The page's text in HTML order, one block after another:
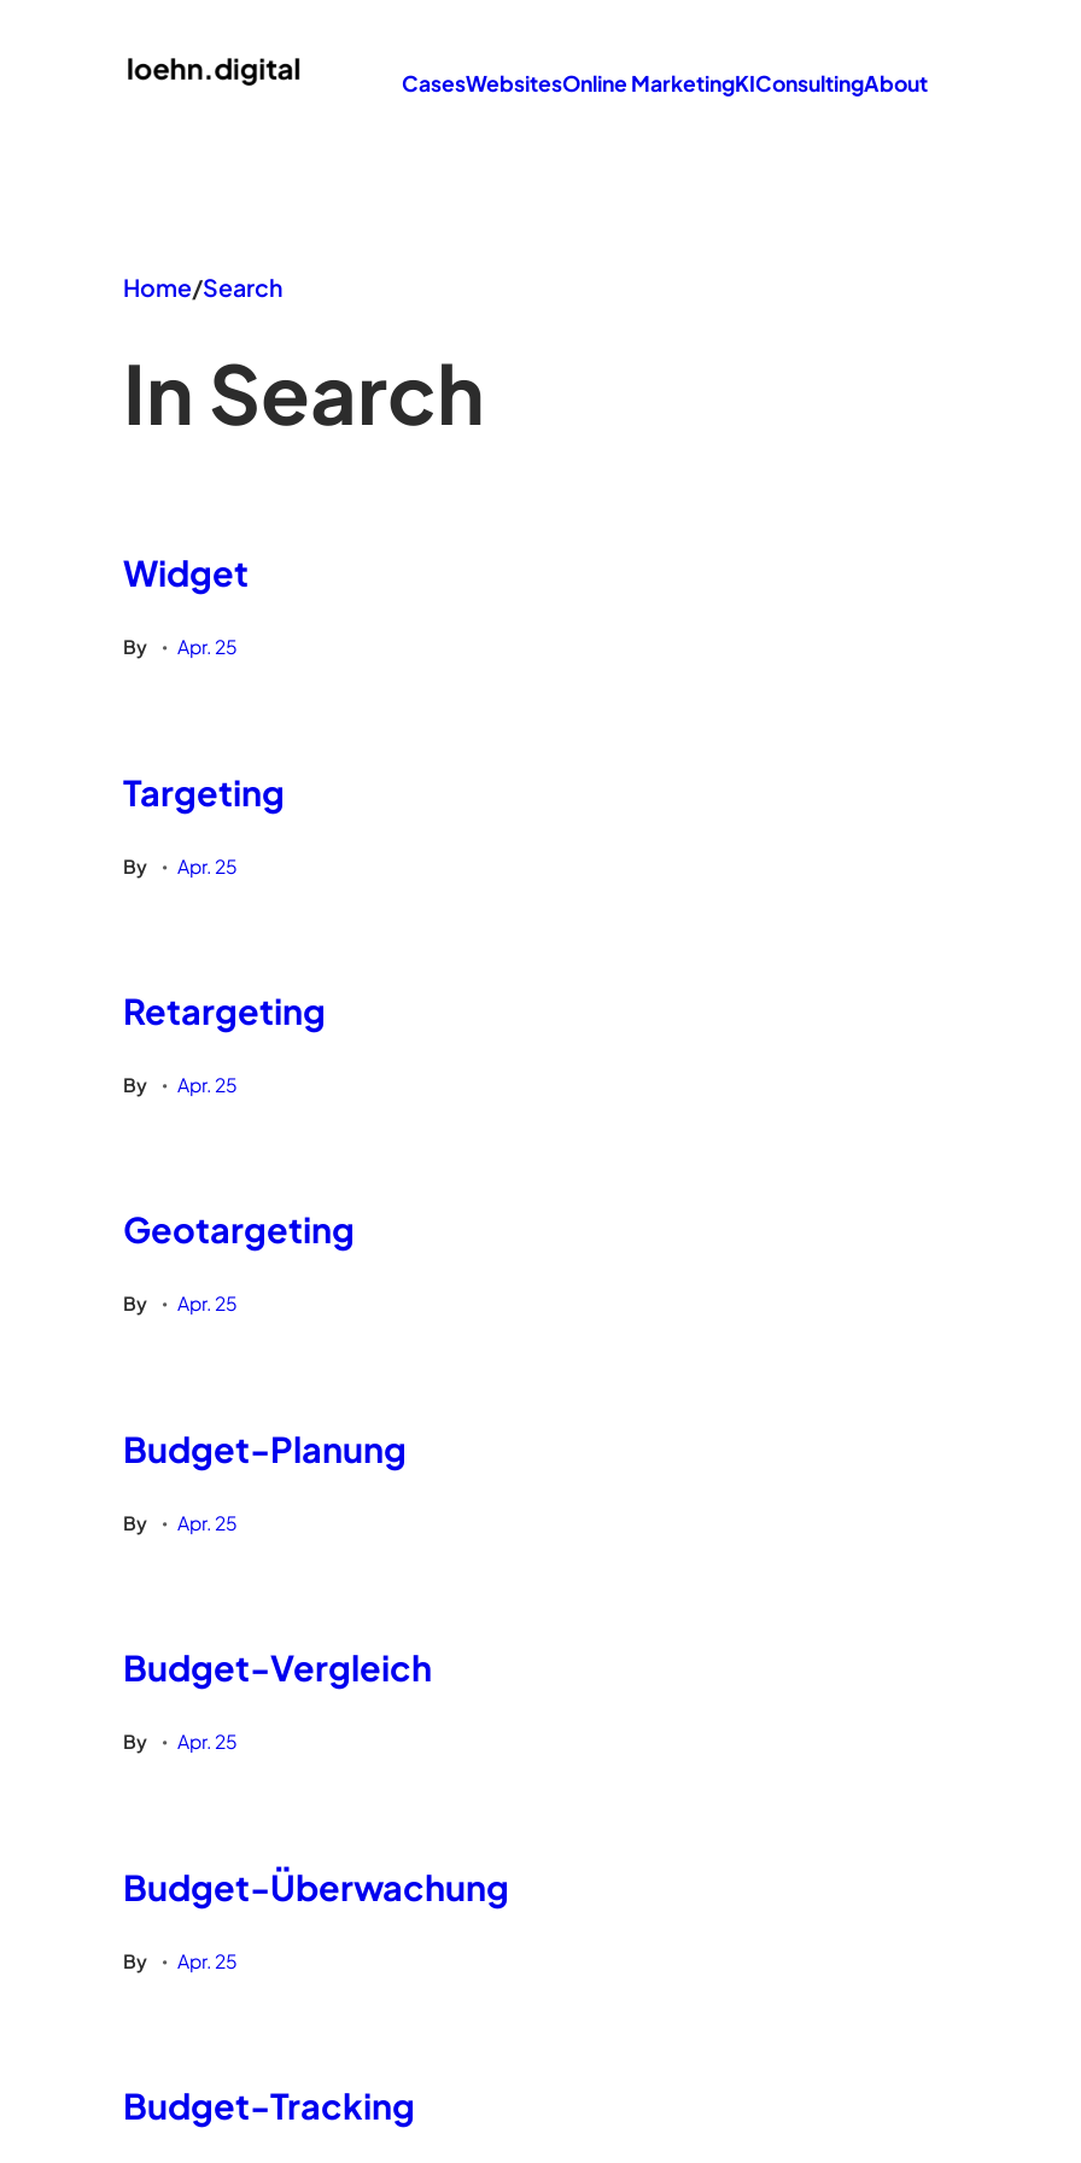
CasesWebsitesOnline MarketingKIConsultingAbout
Home/Search
In Search
Widget
By • Apr. 25
Targeting
By • Apr. 25
Retargeting
By • Apr. 25
Geotargeting
By • Apr. 25
Budget-Planung
By • Apr. 25
Budget-Vergleich
By • Apr. 25
Budget-Überwachung
By • Apr. 25
Budget-Tracking